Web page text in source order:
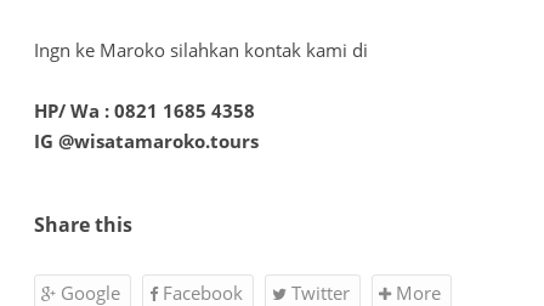
Ingn ke Maroko silahkan kontak kami di
HP/ Wa : 0821 1685 4358
IG @wisatamaroko.tours
Share this
Google Facebook Twitter More